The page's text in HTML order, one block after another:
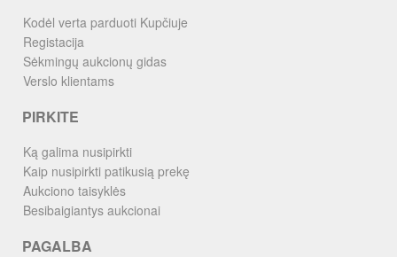
Kodėl verta parduoti Kupčiuje
Registacija
Sėkmingų aukcionų gidas
Verslo klientams
PIRKITE
Ką galima nusipirkti
Kaip nusipirkti patikusią prekę
Aukciono taisyklės
Besibaigiantys aukcionai
PAGALBA